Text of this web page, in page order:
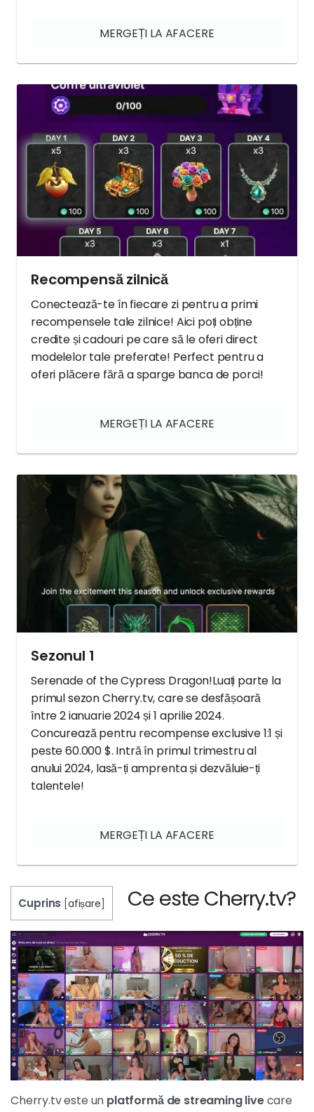
MERGEȚI LA AFACERE
Recompensă zilnică
Conectează-te în fiecare zi pentru a primi
recompensele tale zilnice! Aici poți obține
credite și cadouri pe care să le oferi direct
modelelor tale preferate! Perfect pentru a
oferi plăcere fără a sparge banca de porci!
MERGEȚI LA AFACERE
Sezonul 1
Serenade of the Cypress Dragon!Luați parte la
primul sezon Cherry.tv, care se desfășoară
între 2 ianuarie 2024 și 1 aprilie 2024.
Concurează pentru recompense exclusive 1:1 și
peste 60.000 $. Intră în primul trimestru al
anului 2024, lasă-ți amprenta și dezvăluie-ți
talentele!
MERGEȚI LA AFACERE
Cuprins afișare Ce este Cherry.tv?
Cherry.tv este un platformă de streaming livecare